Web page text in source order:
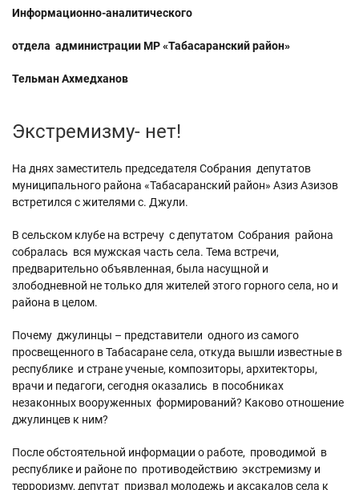
Информационно-аналитического
отдела администрации МР «Табасаранский район»
Тельман Ахмедханов
Экстремизму- нет!
На днях заместитель председателя Собрания депутатов
муниципального района «Табасаранский район» Азиз Азизов
встретился с жителями с. Джули.
В сельском клубе на встречу с депутатом Собрания района
собралась вся мужская часть села. Тема встречи,
предварительно объявленная, была насущной и
злободневной не только для жителей этого горного села, но и
района в целом.
Почему джулинцы – представители одного из самого
просвещенного в Табасаране села, откуда вышли известные в
республике и стране ученые, композиторы, архитекторы,
врачи и педагоги, сегодня оказались в пособниках
незаконных вооруженных формирований? Каково отношение
джулинцев к ним?
После обстоятельной информации о работе, проводимой в
республике и районе по противодействию экстремизму и
терроризму, депутат призвал молодежь и аксакалов села к